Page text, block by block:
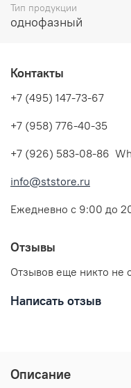
Тип продукции
однофазный
Контакты
+7 (495) 147-73-67
+7 (958) 776-40-35
+7 (926) 583-08-86
info@ststore.ru
Ежедневно с 9:00 до
Отзывы
Отзывов еще никто не
Написать отзыв
Описание